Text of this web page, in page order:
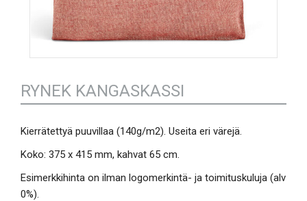
RYNEK KANGASKASSI
Kierrätettyä puuvillaa (140g/m2). Useita eri värejä.
Koko: 375 x 415 mm, kahvat 65 cm.
Esimerkkihinta on ilman logomerkintä- ja toimituskuluja (alv
0%).